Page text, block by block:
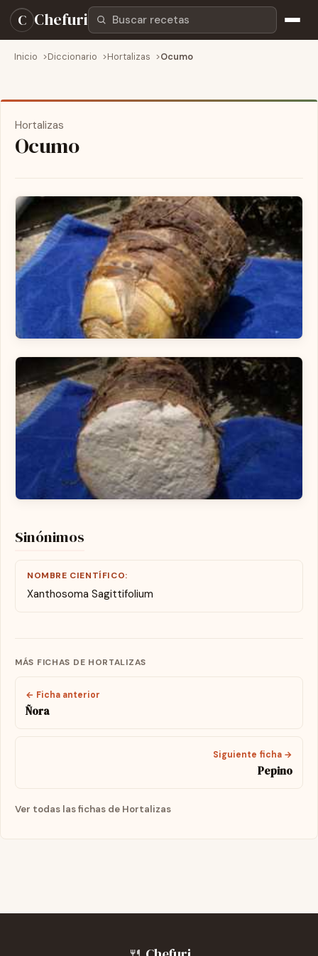
C ChefuriBuscar recetas
Inicio Diccionario Hortalizas Ocumo
Hortalizas
Ocumo
Sinónimos
NOMBRE CIENTÍFICO:
Xanthosoma Sagittifolium
MÁS FICHAS DE HORTALIZAS
← Ficha anterior
Ñora
Siguiente ficha →
Pepino
Ver todas las fichas de Hortalizas